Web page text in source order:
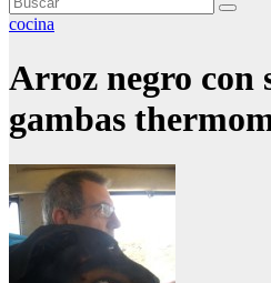
cocina
Arroz negro con
gambas